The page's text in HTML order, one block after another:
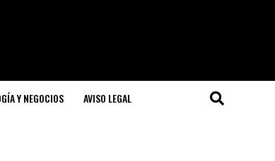
Y NEGOCIOS AVISO LEGAL